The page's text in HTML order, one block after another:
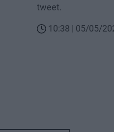
tweet.
10:38 | 05/05/